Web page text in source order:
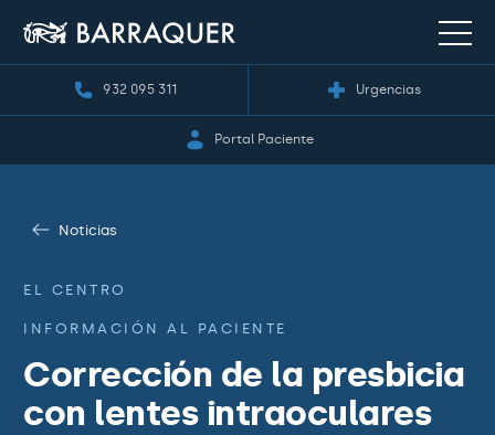
932 095 311 Urgencias
Portal Paciente
Noticias
EL CENTRO
INFORMACIÓN AL PACIENTE
Corrección de la presbicia
con lentes intraoculares